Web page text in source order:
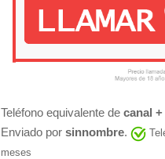
Teléfono equivalente de canal +
Enviado por sinnombre.
meses